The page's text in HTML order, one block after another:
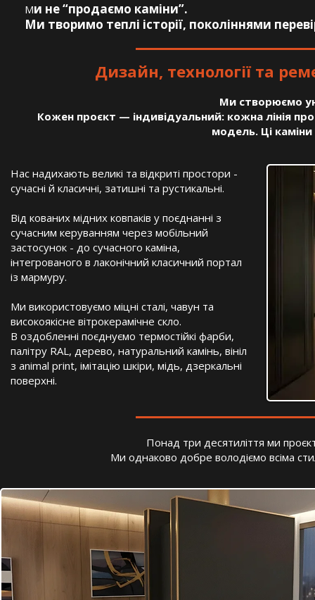
Ми не “продаємо каміни”.
Ми творимо теплі історії, поколіннями
Дизайн, технології та
Ми створюємо
Кожен проєкт — індивідуальний: кожна лінія
модель. Ці
Нас надихають великі та відкриті простори -
сучасні й класичні, затишні та рустикальні.
Від кованих мідних ковпаків у поєднанні з
сучасним керуванням через мобільний
застосунок - до сучасного каміна,
інтегрованого в лаконічний класичний портал
із мармуру.
Ми використовуємо міцні сталі, чавун та
високоякісне вітрокерамічне скло.
В оздобленні поєднуємо термостійкі фарби,
палітру RAL, дерево, натуральний камінь, вініл
з animal print, імітацію шкіри, мідь, дзеркальні
поверхні.
Понад три десятиліття ми
Ми однаково добре володіємо всіма